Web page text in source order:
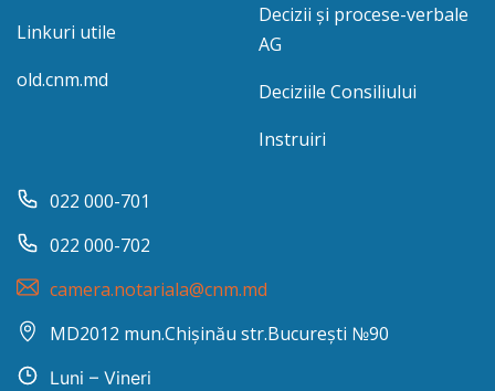
Linkuri utile
old.cnm.md
Decizii și procese-verbale
AG
Deciziile Consiliului
Instruiri
022 000-701
022 000-702
camera.notariala@cnm.md
MD2012 mun.Chișinău str.București №90
Luni – Vineri